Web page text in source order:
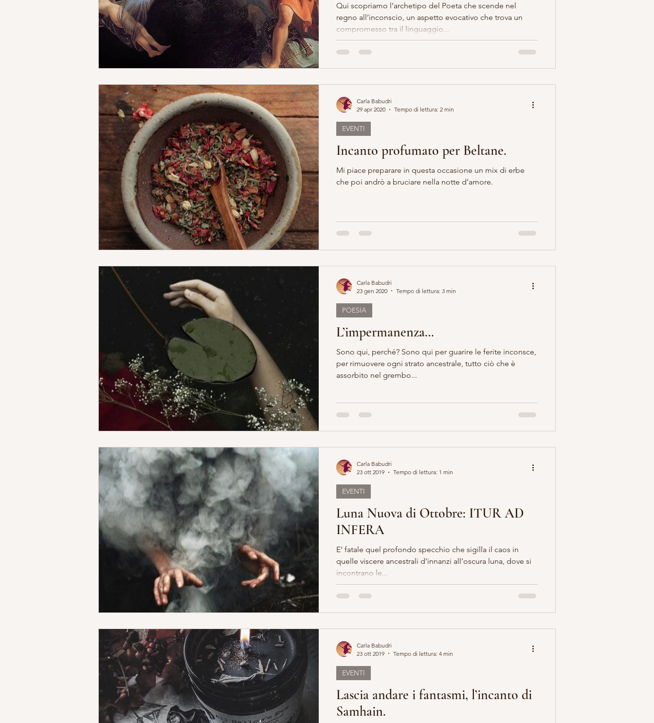
Qui scopriamo l’archetipo del Poeta che scende nel
regno all’inconscio, un aspetto evocativo che trova un
compromesso tra il linguaggio...
Incanto profumato per Beltane.
Mi piace preparare in questa occasione un mix di erbe
che poi andrò a bruciare nella notte d’amore.
EVENTI
Carla Babudri
29 apr 2020
Tempo di lettura: 2 min
L’impermanenza…
Sono qui, perché? Sono qui per guarire le ferite inconsce,
per rimuovere ogni strato ancestrale, tutto ciò che è
assorbito nel grembo...
POESIA
Carla Babudri
23 gen 2020
Tempo di lettura: 3 min
Luna Nuova di Ottobre: ITUR AD
INFERA
E’ fatale quel profondo specchio che sigilla il caos in
quelle viscere ancestrali d’innanzi all’oscura luna, dove si
incontrano le...
EVENTI
Carla Babudri
23 ott 2019
Tempo di lettura: 1 min
Lascia andare i fantasmi, l’incanto di
Samhain.
EVENTI
Carla Babudri
23 ott 2019
Tempo di lettura: 4 min